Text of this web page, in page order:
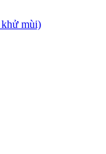
khử mùi)